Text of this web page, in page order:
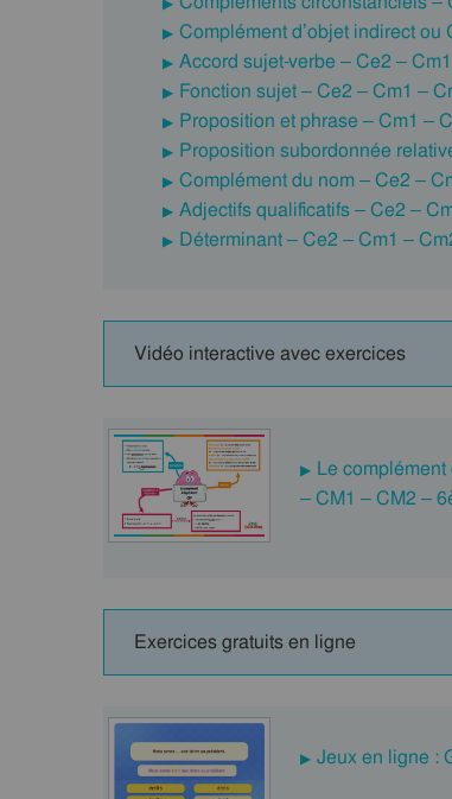
Complément d’objet indirect
Accord sujet-verbe – Ce2 –
Fonction sujet – Ce2 – Cm1 –
Proposition et phrase – Cm1 –
Proposition subordonnée
Complément du nom – Ce2 –
Adjectifs qualificatifs – Ce2 –
Déterminant – Ce2 – Cm1 –
Vidéo interactive avec exercices
Le
– CM1 – CM2 –
Exercices gratuits en ligne
Jeux en ligne :